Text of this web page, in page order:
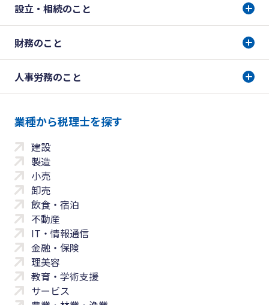
設立・相続のこと
財務のこと
人事労務のこと
業種から税理士を探す
建設
製造
小売
卸売
飲食・宿泊
不動産
IT・情報通信
金融・保険
理美容
教育・学術支援
サービス